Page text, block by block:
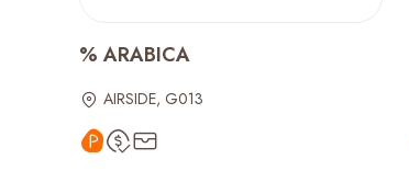
% ARABICA
AIRSIDE, G013